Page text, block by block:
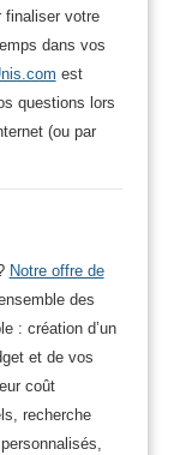
finaliser votre
dans vos
est
questions lors
(ou par
Notre offre de
des
: création d’un
et de vos
coût
recherche